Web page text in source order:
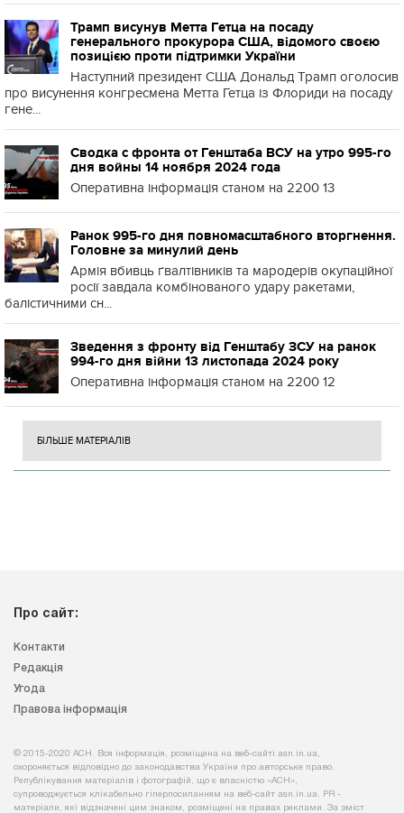
Трамп висунув Метта Гетца на посаду
генерального прокурора США, відомого своєю
позицією проти підтримки України
Наступний президент США Дональд Трамп оголосив
про висунення конгресмена Метта Гетца із Флориди на посаду
гене...
Сводка с фронта от Генштаба ВСУ на утро 995-го
дня войны 14 ноября 2024 года
Оперативна інформація станом на 2200 13
Ранок 995-го дня повномасштабного вторгнення.
Головне за минулий день
Армія вбивць ґвалтівників та мародерів окупаційної
росії завдала комбінованого удару ракетами,
балістичними сн...
Зведення з фронту від Генштабу ЗСУ на ранок
994-го дня війни 13 листопада 2024 року
Оперативна інформація станом на 2200 12
БІЛЬШЕ МАТЕРІАЛІВ
Про сайт:
Контакти
Редакція
Угода
Правова інформація
© 2015-2020 АСН. Вся інформація, розміщена на веб-сайті asn.in.ua,
охороняється відповідно до законодавства України про авторське право.
Републікування матеріалів і фотографій, що є власністю «АСН»,
супроводжується клікабельно гіперпосиланням на веб-сайт asn.іn.ua. PR -
матеріали, які відзначені цим знаком, розміщені на правах реклами. За зміст